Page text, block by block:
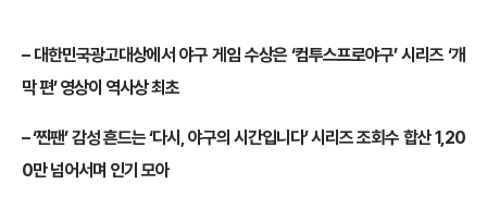
– 대한민국광고대상에서 야구 게임 수상은 ‘컴투스프로야구’ 시리즈 ‘개
막 편’ 영상이 역사상 최초
–‘찐팬’ 감성 흔드는 ‘다시, 야구의 시간입니다’ 시리즈 조회수 합산 1,20
0만 넘어서며 인기 모아